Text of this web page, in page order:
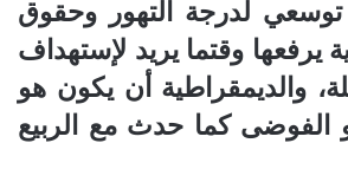
توسعي لدرجة التهور وحقوق
يرفعها وقتما يريد لإستهداف
والديمقراطية أن يكون هو
الفوضى كما حدث مع الربيع